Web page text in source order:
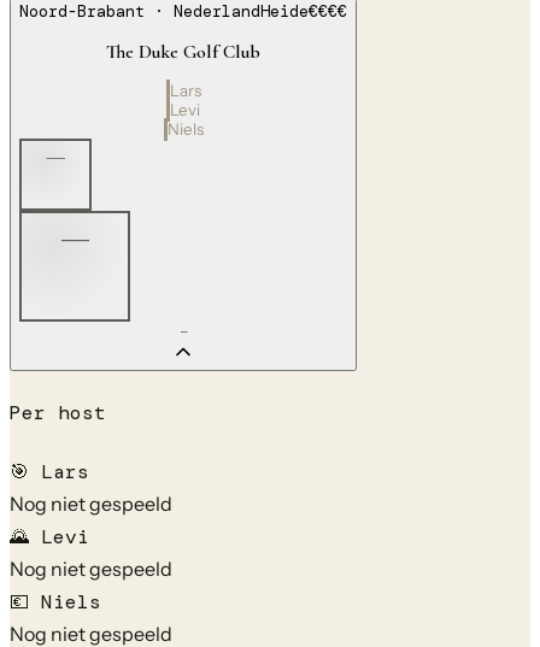
Noord-Brabant · NederlandHeide€€€€
The Duke Golf Club
Lars
Levi
Niels
—
—
—
Per host
🎯 Lars
Nog niet gespeeld
🌄 Levi
Nog niet gespeeld
💶 Niels
Nog niet gespeeld